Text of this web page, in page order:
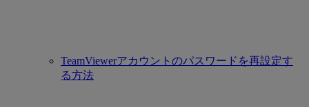
TeamViewerアカウントのパスワードを再設定す
る方法